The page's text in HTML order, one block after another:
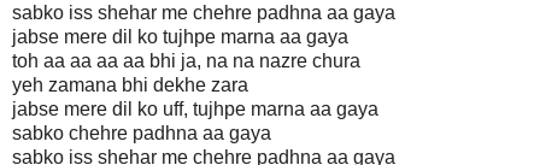
sabko iss shehar me chehre padhna aa gaya
jabse mere dil ko tujhpe marna aa gaya
toh aa aa aa aa bhi ja, na na nazre chura
yeh zamana bhi dekhe zara
jabse mere dil ko uff, tujhpe marna aa gaya
sabko chehre padhna aa gaya
sabko iss shehar me chehre padhna aa gaya